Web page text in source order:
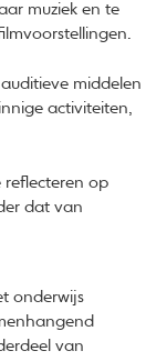
muziek en te
middelen
activiteiten,
reflecteren op
dat van
onderwijs
van